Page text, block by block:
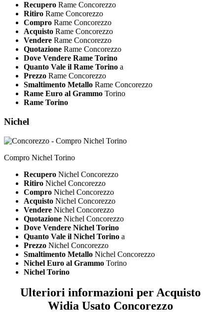
Recupero Rame Concorezzo
Ritiro Rame Concorezzo
Compro Rame Concorezzo
Acquisto Rame Concorezzo
Vendere Rame Concorezzo
Quotazione Rame Concorezzo
Dove Vendere Rame Torino
Quanto Vale il Rame Torino a
Prezzo Rame Concorezzo
Smaltimento Metallo Rame Concorezzo
Rame Euro al Grammo Torino
Rame Torino
Nichel
Compro Nichel Torino
Recupero Nichel Concorezzo
Ritiro Nichel Concorezzo
Compro Nichel Concorezzo
Acquisto Nichel Concorezzo
Vendere Nichel Concorezzo
Quotazione Nichel Concorezzo
Dove Vendere Nichel Torino
Quanto Vale il Nichel Torino a
Prezzo Nichel Concorezzo
Smaltimento Metallo Nichel Concorezzo
Nichel Euro al Grammo Torino
Nichel Torino
Ulteriori informazioni per Acquisto
Widia Usato Concorezzo